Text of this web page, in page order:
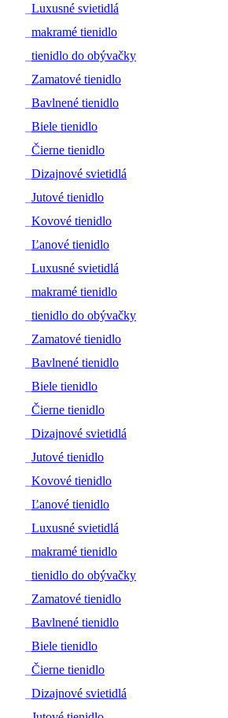
Luxusné svietidlá
makramé tienidlo
tienidlo do obývačky
Zamatové tienidlo
Bavlnené tienidlo
Biele tienidlo
Čierne tienidlo
Dizajnové svietidlá
Jutové tienidlo
Kovové tienidlo
Ľanové tienidlo
Luxusné svietidlá
makramé tienidlo
tienidlo do obývačky
Zamatové tienidlo
Bavlnené tienidlo
Biele tienidlo
Čierne tienidlo
Dizajnové svietidlá
Jutové tienidlo
Kovové tienidlo
Ľanové tienidlo
Luxusné svietidlá
makramé tienidlo
tienidlo do obývačky
Zamatové tienidlo
Bavlnené tienidlo
Biele tienidlo
Čierne tienidlo
Dizajnové svietidlá